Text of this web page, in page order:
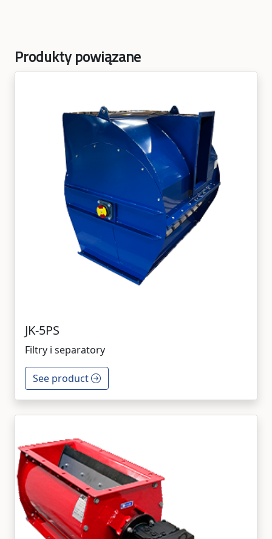
Produkty powiązane
JK-5PS
Filtry i separatory
See product